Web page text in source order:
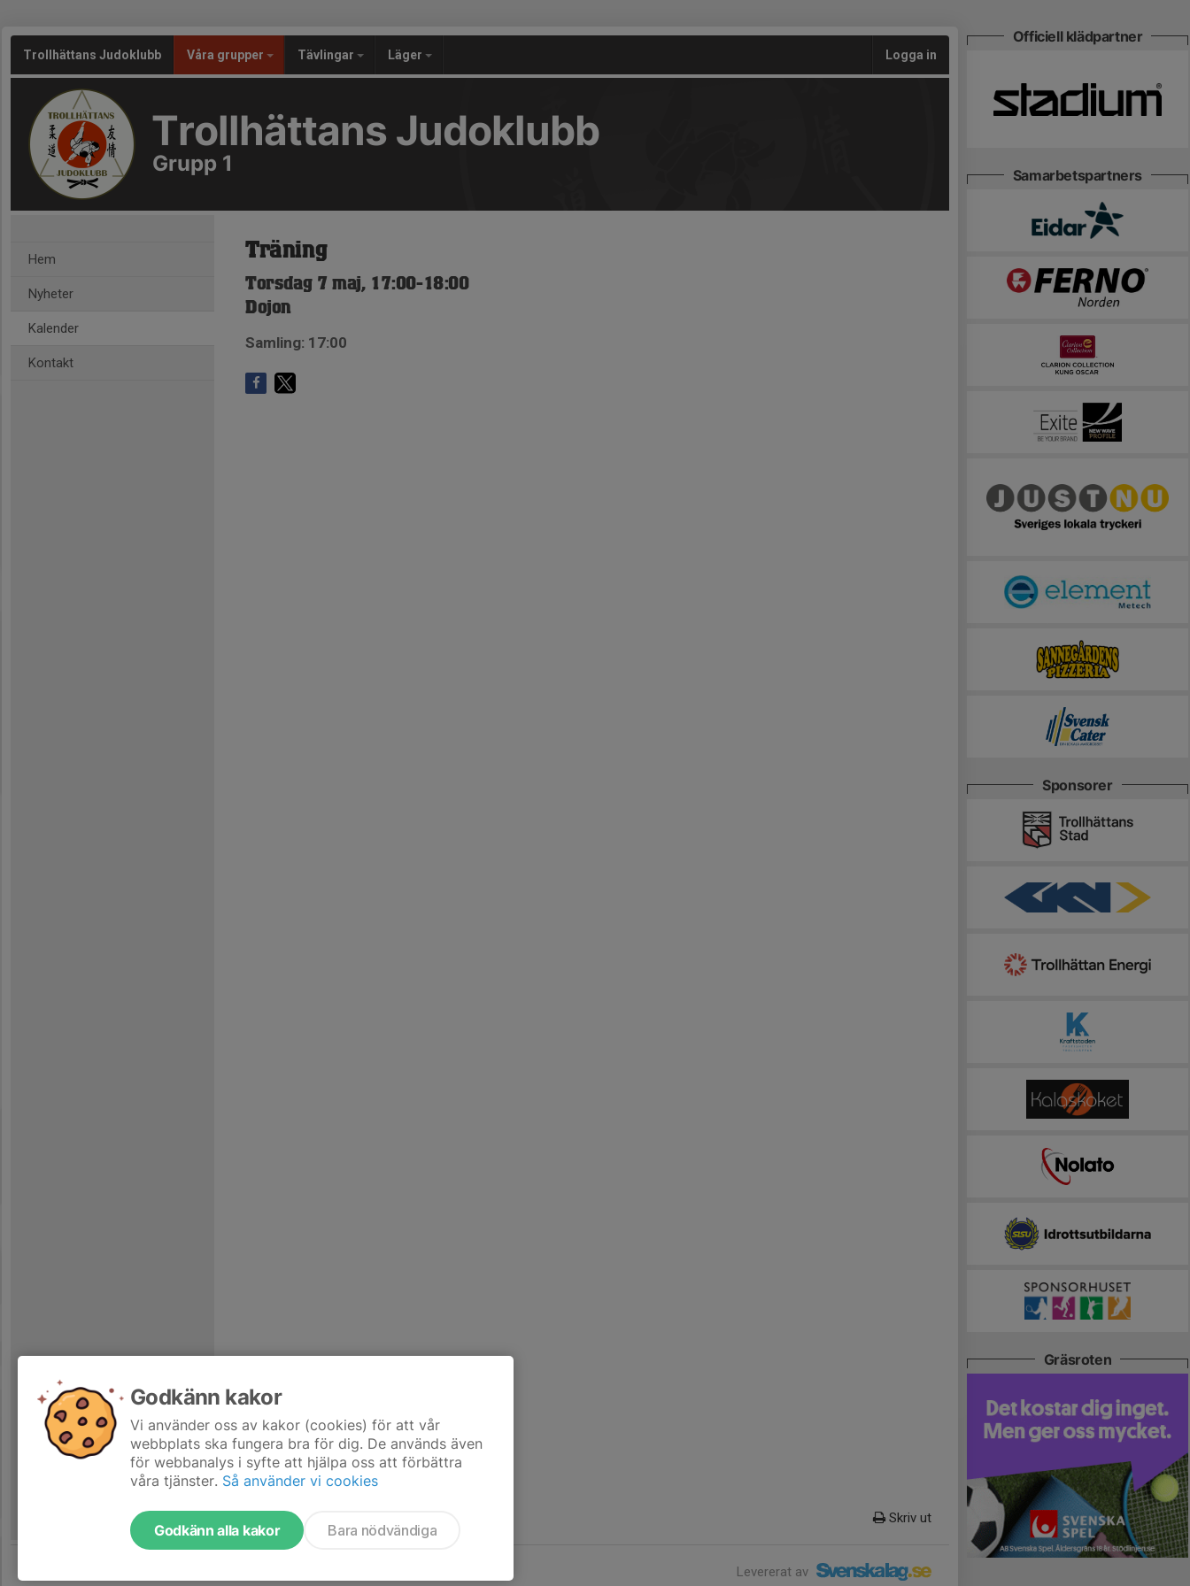
Trollhättans Judoklubb Våra grupper Tävlingar Läger Logga in
Trollhättans Judoklubb
Grupp 1
Hem
Nyheter
Kalender
Kontakt
Träning
Torsdag 7 maj, 17:00-18:00
Dojon
Samling: 17:00
Skriv ut
Levererat av
Officiell klädpartner
Samarbetspartners
Sponsorer
Gräsroten
Godkänn kakor
Vi använder oss av kakor (cookies) för att vår
webbplats ska fungera bra för dig. De används även
för webbanalys i syfte att hjälpa oss att förbättra
våra tjänster. Så använder vi cookies
Godkänn alla kakor Bara nödvändiga